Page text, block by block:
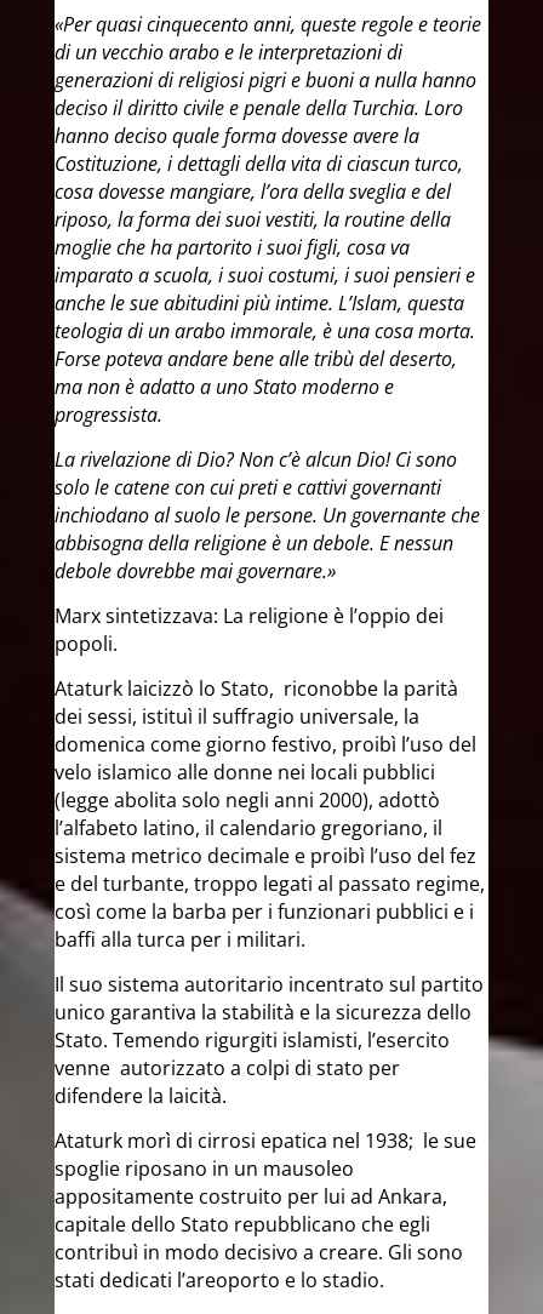
«Per quasi cinquecento anni, queste regole e teorie
di un vecchio arabo e le interpretazioni di
generazioni di religiosi pigri e buoni a nulla hanno
deciso il diritto civile e penale della Turchia. Loro
hanno deciso quale forma dovesse avere la
Costituzione, i dettagli della vita di ciascun turco,
cosa dovesse mangiare, l’ora della sveglia e del
riposo, la forma dei suoi vestiti, la routine della
moglie che ha partorito i suoi figli, cosa va
imparato a scuola, i suoi costumi, i suoi pensieri e
anche le sue abitudini più intime. L’Islam, questa
teologia di un arabo immorale, è una cosa morta.
Forse poteva andare bene alle tribù del deserto,
ma non è adatto a uno Stato moderno e
progressista.​
La rivelazione di Dio? Non c’è alcun Dio! Ci sono
solo le catene con cui preti e cattivi governanti
inchiodano al suolo le persone. Un governante che
abbisogna della religione è un debole. E nessun
debole dovrebbe mai governare.»
Marx sintetizzava: La religione è l’oppio dei
popoli.​
Ataturk laicizzò lo Stato, riconobbe la parità
dei sessi, istituì il suffragio universale, la
domenica come giorno festivo, proibì l’uso del
velo islamico alle donne nei locali pubblici
(legge abolita solo negli anni 2000), adottò
l’alfabeto latino, il calendario gregoriano, il
sistema metrico decimale e proibì l’uso del fez
e del turbante, troppo legati al passato regime,
così come la barba per i funzionari pubblici e i
baffi alla turca per i militari.
Il suo sistema autoritario incentrato sul partito
unico garantiva la stabilità e la sicurezza dello
Stato. Temendo rigurgiti islamisti, l’esercito
venne autorizzato a colpi di stato per
difendere la laicità.​​
Ataturk morì di cirrosi epatica nel 1938; le sue
spoglie riposano in un mausoleo
appositamente costruito per lui ad Ankara,
capitale dello Stato repubblicano che egli
contribuì in modo decisivo a creare. Gli sono
stati dedicati l’areoporto e lo stadio.​